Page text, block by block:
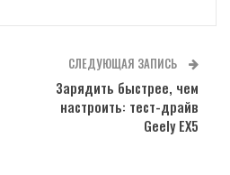
СЛЕДУЮЩАЯ ЗАПИСЬ
Зарядить быстрее, чем
настроить: тест-драйв
Geely EX5